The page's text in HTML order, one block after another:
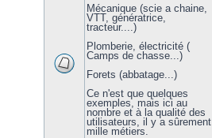
Mécanique (scie a chaine,
VTT, génératrice,
tracteur....)
Plomberie, électricité (
Camps de chasse...)
Forets (abbatage...)
Ce n'est que quelques
exemples, mais ici au
nombre et à la qualité des
utilisateurs, il y a sûrement
mille métiers.